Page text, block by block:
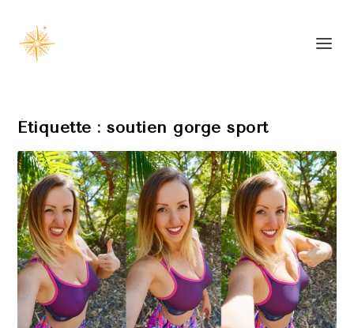
Étiquette :soutien gorge sport